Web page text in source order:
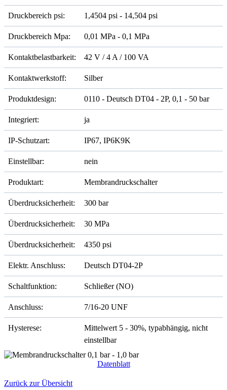
Druckbereich psi: 1,4504 psi - 14,504 psi
Druckbereich Mpa: 0,01 MPa - 0,1 MPa
Kontaktbelastbarkeit: 42 V / 4 A / 100 VA
Kontaktwerkstoff: Silber
Produktdesign: 0110 - Deutsch DT04 - 2P, 0,1 - 50 bar
Integriert: ja
IP-Schutzart: IP67, IP6K9K
Einstellbar: nein
Produktart: Membrandruckschalter
Überdrucksicherheit: 300 bar
Überdrucksicherheit: 30 MPa
Überdrucksicherheit: 4350 psi
Elektr. Anschluss: Deutsch DT04-2P
Schaltfunktion: Schließer (NO)
Anschluss: 7/16-20 UNF
Hysterese:
Mittelwert 5 - 30%, typabhängig, nicht
einstellbar
Datenblatt
Zurück zur Übersicht